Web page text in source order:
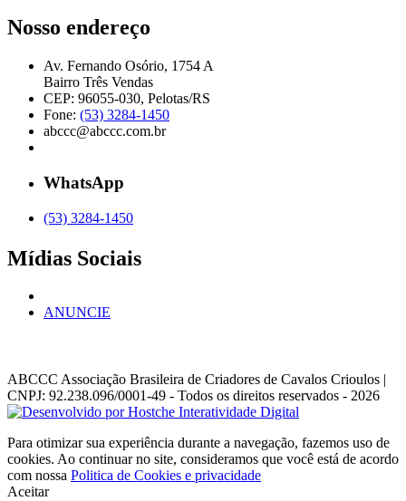
Nosso endereço
Av. Fernando Osório, 1754 A
Bairro Três Vendas
CEP: 96055-030, Pelotas/RS
Fone: (53) 3284-1450
abccc@abccc.com.br
WhatsApp
(53) 3284-1450
Mídias Sociais
ANUNCIE
ABCCC Associação Brasileira de Criadores de Cavalos Crioulos |
CNPJ: 92.238.096/0001-49 - Todos os direitos reservados - 2026
Para otimizar sua experiência durante a navegação, fazemos uso de
cookies. Ao continuar no site, consideramos que você está de acordo
com nossa Politica de Cookies e privacidade
Aceitar